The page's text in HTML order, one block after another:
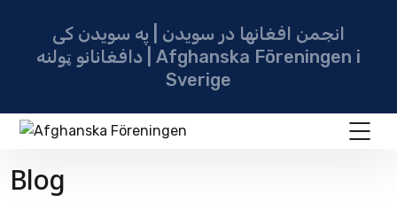
انجمن افغانها در سویدن | په سویدن کی
دافغانانو ټولنه | Afghanska Föreningen i
Sverige
Blog